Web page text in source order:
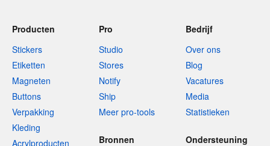
Producten
Stickers
Etiketten
Magneten
Buttons
Verpakking
Kleding
Acrylproducten
Pro
Studio
Stores
Notify
Ship
Meer pro-tools
Bedrijf
Over ons
Blog
Vacatures
Media
Statistieken
Bronnen Ondersteuning